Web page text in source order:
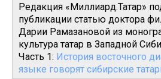
Редакция «Миллиард.Татар»
публикации статью доктора
Дарии Рамазановой из
культура татар в Западной
Часть 1: История восточного
языке говорят сибирские